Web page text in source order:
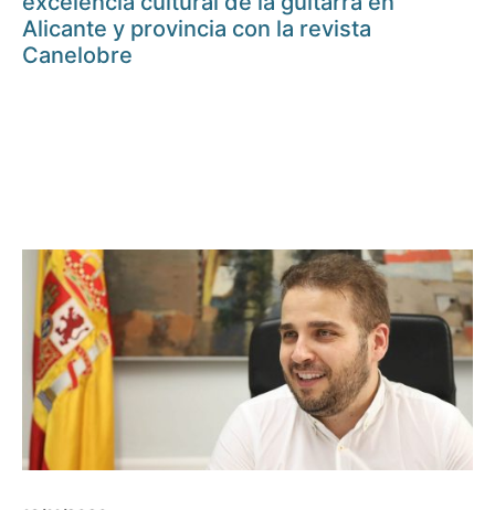
Alicante y provincia con la revista
Canelobre